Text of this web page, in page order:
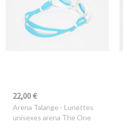
22,00 €
Arena Talange - Lunettes
unisexes arena The One